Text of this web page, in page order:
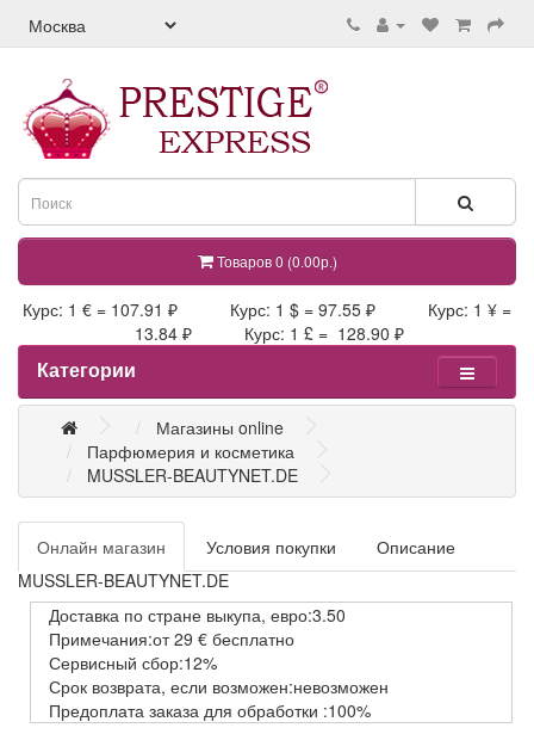
Товаров 0 (0.00р.)
Курс: 1 € = 107.91 ₽ Курс: 1 $ = 97.55 ₽ Курс: 1 ¥ =
13.84 ₽ Курс: 1 £ = 128.90 ₽
Категории
Магазины online
Парфюмерия и косметика
MUSSLER-BEAUTYNET.DE
Онлайн магазин Условия покупки
Описание
MUSSLER-BEAUTYNET.DE
Доставка по стране выкупа, евро:3.50
Примечания:от 29 € бесплатно
Сервисный сбор:12%
Срок возврата, если возможен:невозможен
Предоплата заказа для обработки :100%